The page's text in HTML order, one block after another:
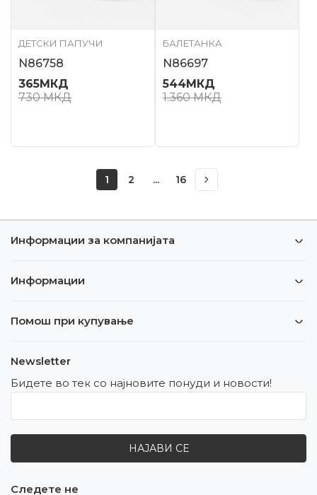
ДЕТСКИ ПАПУЧИ
N86758
365МКД
730МКД
БАЛЕТАНКА
N86697
544МКД
1.360МКД
1 2 ... 16
Информации за компанијата
Информации
Помош при купување
Newsletter
Бидете во тек со најновите понуди и новости!
НАЈАВИ СЕ
Следете не